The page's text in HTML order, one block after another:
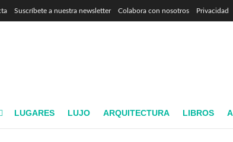
Suscríbete a nuestra newsletter Colabora con nosotros Privacidad
LUGARES LUJO ARQUITECTURA LIBROS